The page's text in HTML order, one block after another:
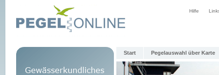
Hilfe
Start Pegelauswahl über Karte